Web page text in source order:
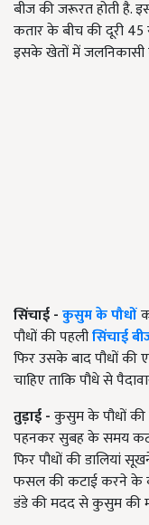
बीज की जरूरत होती है.
कतार के बीच की दूरी45
इसके खेतों में जलनिकासी
सिंचाई -कुसुम के पौधों
पौधों की पहलीसिंचाई
फिर उसके बाद पौधों की
चाहिए ताकि पौधे से
तुड़ाई -कुसुम के पौधों की
पहनकर सुबह के समय
फिर पौधों की डालियां
फसल की कटाई करने के
डंडे की मदद से कुसुम की